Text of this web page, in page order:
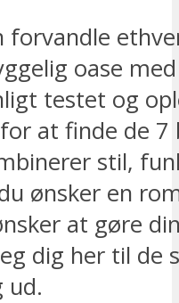
forvandle
oase
testet og
at finde de 7
stil,
ønsker en
at gøre
dig her til de
ud.